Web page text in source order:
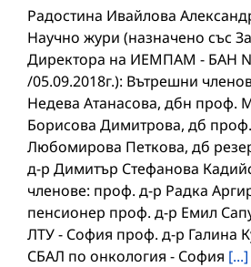
Радостина Ивайлова
Научно жури (назначено със
Директора на ИЕМПАМ - БАН
/05.09.2018г.): Вътрешни
Недева Атанасова, дбн проф.
Борисова Димитрова, дб
Любомирова Петкова, дб
д-р Димитър Стефанова
членове: проф. д-р Радка
пенсионер проф. д-р Емил
ЛТУ - София проф. д-р Галина
СБАЛ по онкология - София [...]